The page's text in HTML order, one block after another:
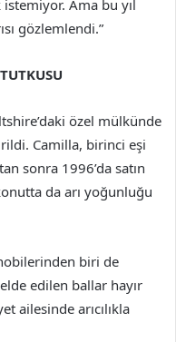
Ama bu yıl
gözlemlendi.”
özel mülkünde
Camilla, birinci eşi
sonra 1996’da satın
da arı yoğunluğu
biri de
edilen ballar hayır
ailesinde arıcılıkla